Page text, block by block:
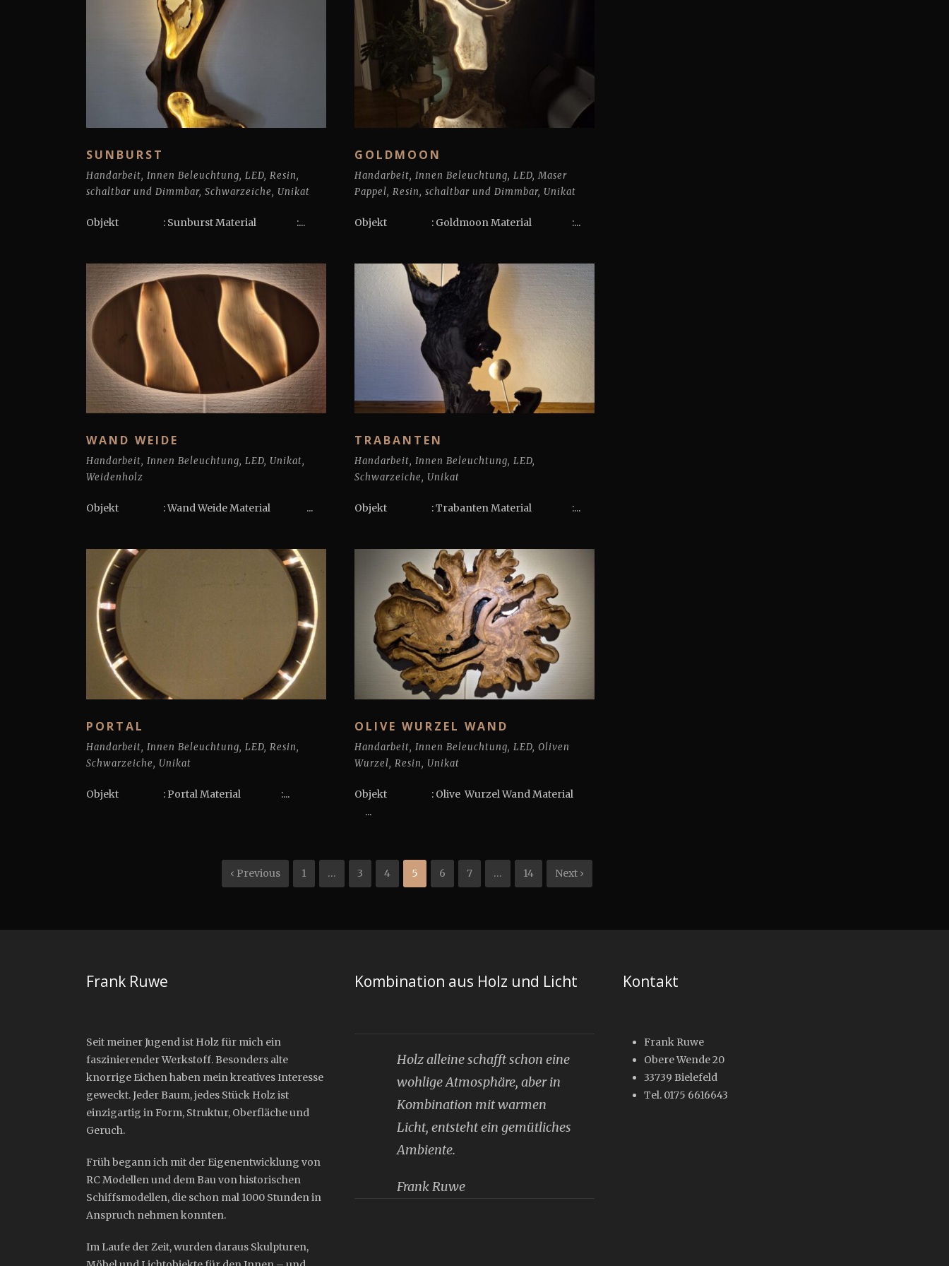
SUNBURST
Handarbeit, Innen Beleuchtung, LED, Resin,
schaltbar und Dimmbar, Schwarzeiche, Unikat
Objekt : Sunburst Material :...
GOLDMOON
Handarbeit, Innen Beleuchtung, LED, Maser
Pappel, Resin, schaltbar und Dimmbar, Unikat
Objekt : Goldmoon Material :...
WAND WEIDE
Handarbeit, Innen Beleuchtung, LED, Unikat,
Weidenholz
Objekt : Wand Weide Material ...
TRABANTEN
Handarbeit, Innen Beleuchtung, LED,
Schwarzeiche, Unikat
Objekt : Trabanten Material :...
PORTAL
Handarbeit, Innen Beleuchtung, LED, Resin,
Schwarzeiche, Unikat
Objekt : Portal Material :...
OLIVE WURZEL WAND
Handarbeit, Innen Beleuchtung, LED, Oliven
Wurzel, Resin, Unikat
Objekt : Olive Wurzel Wand Material
...
‹ Previous 1 … 3 4 5 6 7 … 14 Next ›
Frank Ruwe
Seit meiner Jugend ist Holz für mich ein
faszinierender Werkstoff. Besonders alte
knorrige Eichen haben mein kreatives Interesse
geweckt. Jeder Baum, jedes Stück Holz ist
einzigartig in Form, Struktur, Oberfläche und
Geruch.
Früh begann ich mit der Eigenentwicklung von
RC Modellen und dem Bau von historischen
Schiffsmodellen, die schon mal 1000 Stunden in
Anspruch nehmen konnten.
Im Laufe der Zeit, wurden daraus Skulpturen,
Kombination aus Holz und Licht
Holz alleine schafft schon eine
wohlige Atmosphäre, aber in
Kombination mit warmen
Licht, entsteht ein gemütliches
Ambiente.
Frank Ruwe
Kontakt
Frank Ruwe
Obere Wende 20
33739 Bielefeld
Tel. 0175 6616643